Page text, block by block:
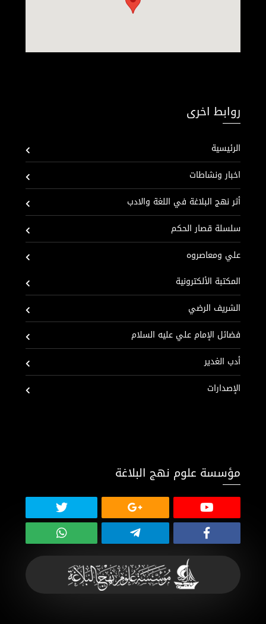
روابط اخرى
الرئيسية
اخبار ونشاطات
أثر نهج البلاغة في اللغة والادب
سلسلة قصار الحكم
علي ومعاصروه
المكتبة الألكترونية
الشريف الرضي
فضائل الإمام علي عليه السلام
أدب الغدير
الإصدارات
مؤسسة علوم نهج البلاغة